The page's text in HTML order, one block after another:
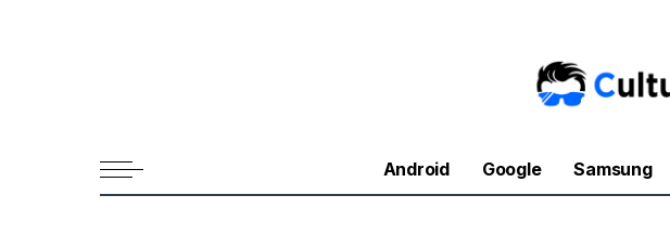
Android Google Samsung